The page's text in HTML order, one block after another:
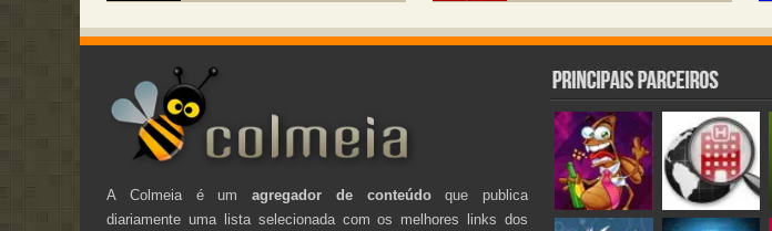
A Colmeia é umagregador de conteúdoque publica
diariamente uma lista selecionada com os melhores links dos